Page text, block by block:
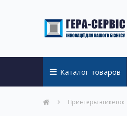
Каталог товаров
Принтеры этикеток